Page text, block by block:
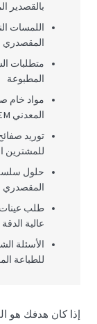
بالقصدير
اللمسات
المقصدري
متطلبات
المطبوعة
مواد خام
المعدني OEM
توريد
للمشترين
حلول
المقصدري
طلب
عالية الدقة
الأسئلة
للطباعة
إذا كان هدفك هو